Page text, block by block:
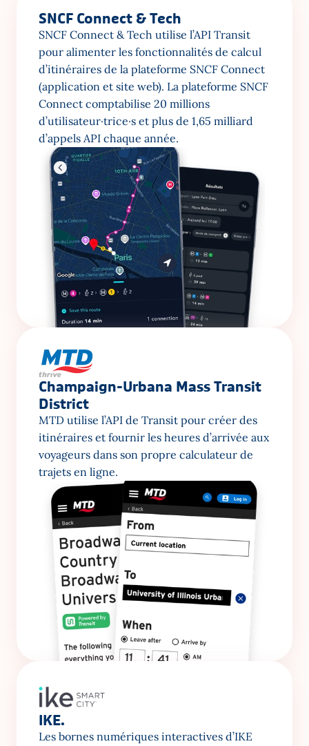
SNCF Connect & Tech
SNCF Connect & Tech utilise l’API Transit
pour alimenter les fonctionnalités de calcul
d’itinéraires de la plateforme SNCF Connect
(application et site web). La plateforme SNCF
Connect comptabilise 20 millions
d’utilisateur·trice·s et plus de 1,65 milliard
d’appels API chaque année.
Champaign-Urbana Mass Transit
District
MTD utilise l’API de Transit pour créer des
itinéraires et fournir les heures d’arrivée aux
voyageurs dans son propre calculateur de
trajets en ligne.
IKE.
Les bornes numériques interactives d’IKE